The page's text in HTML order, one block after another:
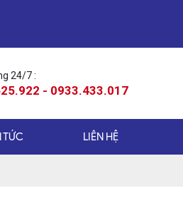
24/7 :
- 0933.433.017
TỨC LIÊN HỆ